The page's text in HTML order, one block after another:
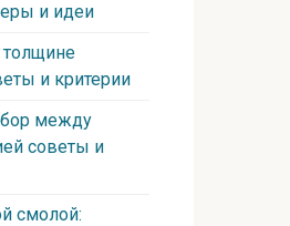
и идеи
и критерии
между
советы и
смолой: